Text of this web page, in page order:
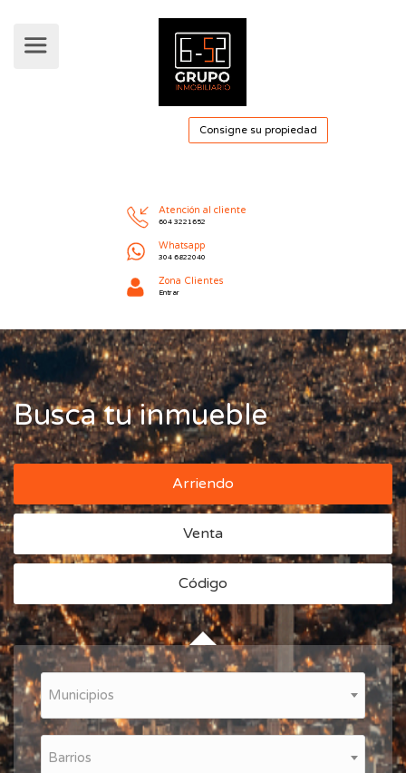
Whatsapp
304 6822040
Zona Clientes
Entrar
Busca tu inmueble
Arriendo
Venta
Código
Municipios
Barrios